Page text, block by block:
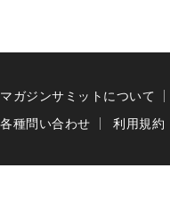
マガジンサミットについて
各種問い合わせ
利用規約